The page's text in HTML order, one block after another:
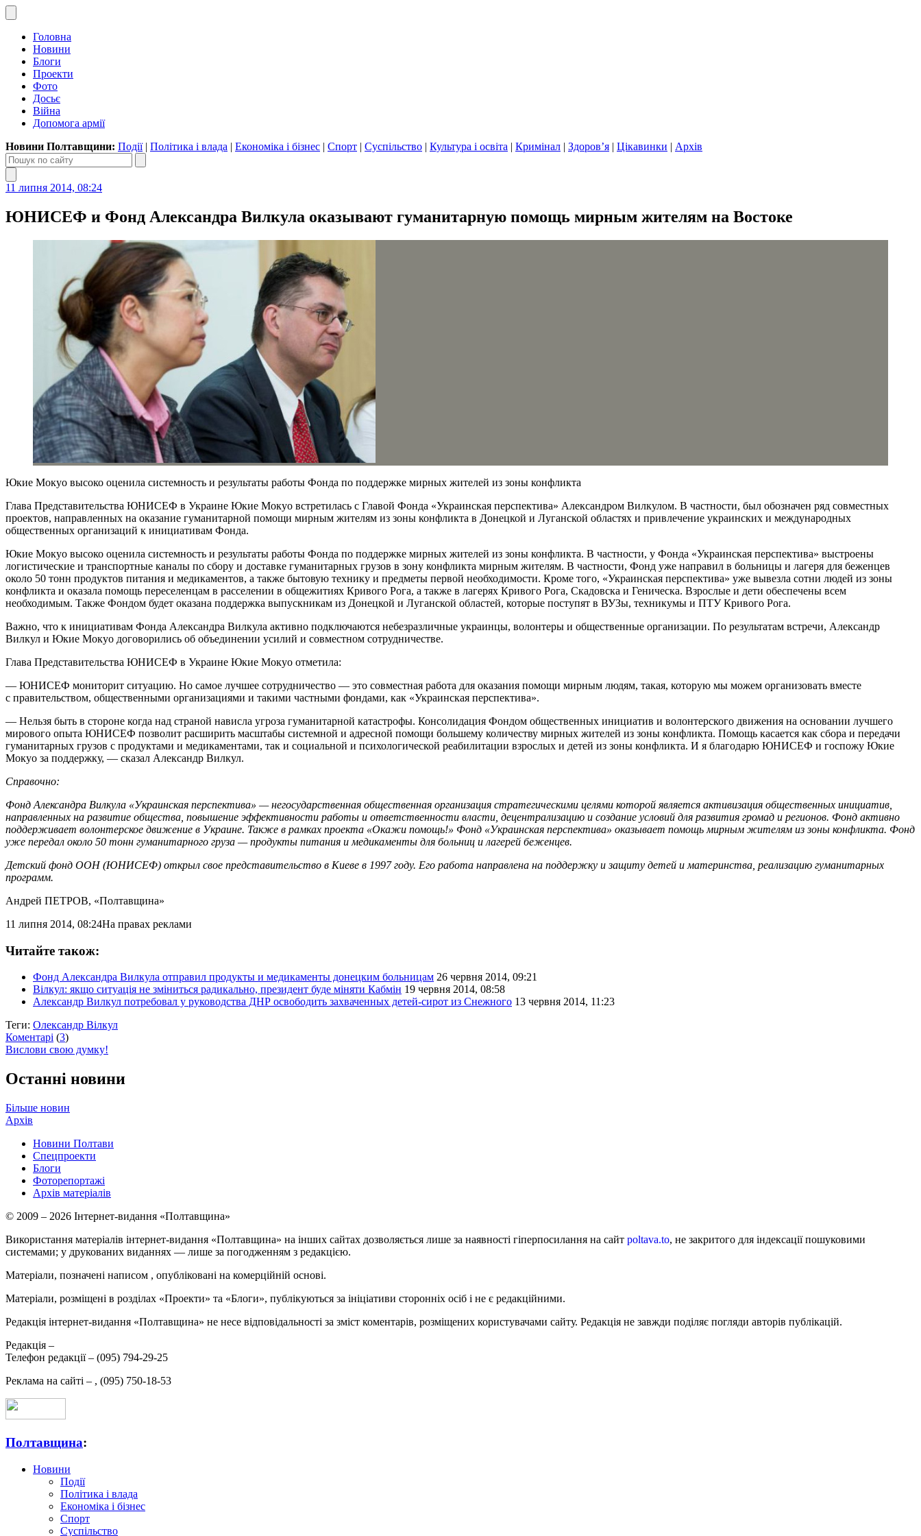
Головна
Новини
Блоги
Проекти
Фото
Досьє
Війна
Допомога армії
Новини Полтавщини: Події| Політика і влада | Економіка і бізнес | Спорт | Суспільство | Культура і освіта | Кримінал | Здоров’я | Цікавинки | Архів
11 липня 2014, 08:24
ЮНИСЕФ и Фонд Александра Вилкула оказывают гуманитарную помощь мирным жителям на Востоке
Юкие Мокуо высоко оценила системность и результаты работы Фонда по поддержке мирных жителей из зоны конфликта
Глава Представительства ЮНИСЕФ в Украине Юкие Мокуо встретилась с Главой Фонда «Украинская перспектива» Александром Вилкулом. В частности, был обозначен ряд совместных
проектов, направленных на оказание гуманитарной помощи мирным жителям из зоны конфликта в Донецкой и Луганской областях и привлечение украинских и международных
общественных организаций к инициативам Фонда.
Юкие Мокуо высоко оценила системность и результаты работы Фонда по поддержке мирных жителей из зоны конфликта. В частности, у Фонда «Украинская перспектива» выстроены
логистические и транспортные каналы по сбору и доставке гуманитарных грузов в зону конфликта мирным жителям. В частности, Фонд уже направил в больницы и лагеря для беженцев
около 50 тонн продуктов питания и медикаментов, а также бытовую технику и предметы первой необходимости. Кроме того, «Украинская перспектива» уже вывезла сотни людей из зоны
конфликта и оказала помощь переселенцам в расселении в общежитиях Кривого Рога, а также в лагерях Кривого Рога, Скадовска и Геническа. Взрослые и дети обеспечены всем
необходимым. Также Фондом будет оказана поддержка выпускникам из Донецкой и Луганской областей, которые поступят в ВУЗы, техникумы и ПТУ Кривого Рога.
Важно, что к инициативам Фонда Александра Вилкула активно подключаются небезразличные украинцы, волонтеры и общественные организации. По результатам встречи, Александр
Вилкул и Юкие Мокуо договорились об объединении усилий и совместном сотрудничестве.
Глава Представительства ЮНИСЕФ в Украине Юкие Мокуо отметила:
— ЮНИСЕФ мониторит ситуацию. Но самое лучшее сотрудничество — это совместная работа для оказания помощи мирным людям, такая, которую мы можем организовать вместе
с правительством, общественными организациями и такими частными фондами, как «Украинская перспектива».
— Нельзя быть в стороне когда над страной нависла угроза гуманитарной катастрофы. Консолидация Фондом общественных инициатив и волонтерского движения на основании лучшего
мирового опыта ЮНИСЕФ позволит расширить масштабы системной и адресной помощи большему количеству мирных жителей из зоны конфликта. Помощь касается как сбора и передачи
гуманитарных грузов с продуктами и медикаментами, так и социальной и психологической реабилитации взрослых и детей из зоны конфликта. И я благодарю ЮНИСЕФ и госпожу Юкие
Мокуо за поддержку, — сказал Александр Вилкул.
Справочно:
Фонд Александра Вилкула «Украинская перспектива» — негосударственная общественная организация стратегическими целями которой является активизация общественных инициатив,
направленных на развитие общества, повышение эффективности работы и ответственности власти, децентрализацию и создание условий для развития громад и регионов. Фонд активно
поддерживает волонтерское движение в Украине. Также в рамках проекта «Окажи помощь!» Фонд «Украинская перспектива» оказывает помощь мирным жителям из зоны конфликта. Фонд
уже передал около 50 тонн гуманитарного груза — продукты питания и медикаменты для больниц и лагерей беженцев.
Детский фонд ООН (ЮНИСЕФ) открыл свое представительство в Киеве в 1997 году. Его работа направлена на поддержку и защиту детей и материнства, реализацию гуманитарных
программ.
Андрей ПЕТРОВ, «Полтавщина»
11 липня 2014, 08:24На правах реклами
Читайте також:
Фонд Александра Вилкула отправил продукты и медикаменты донецким больницам 26 червня 2014, 09:21
Вілкул: якщо ситуація не зміниться радикально, президент буде міняти Кабмін 19 червня 2014, 08:58
Александр Вилкул потребовал у руководства ДНР освободить захваченных детей-сирот из Снежного 13 червня 2014, 11:23
Теги: Олександр Вілкул
Коментарі (3)
Вислови свою думку!
Останні новини
Більше новин
Архів
Новини Полтави
Спецпроекти
Блоги
Фоторепортажі
Архів матеріалів
© 2009 – 2026 Інтернет-видання «Полтавщина»
Використання матеріалів інтернет-видання «Полтавщина» на інших сайтах дозволяється лише за наявності гіперпосилання на сайт poltava.to, не закритого для індексації пошуковими
системами; у друкованих виданнях — лише за погодженням з редакцією.
Матеріали, позначені написом , опубліковані на комерційній основі.
Матеріали, розміщені в розділах «Проекти» та «Блоги», публікуються за ініціативи сторонніх осіб і не є редакційними.
Редакція інтернет-видання «Полтавщина» не несе відповідальності за зміст коментарів, розміщених користувачами сайту. Редакція не завжди поділяє погляди авторів публікацій.
Редакція –
Телефон редакції – (095) 794-29-25
Реклама на сайті – , (095) 750-18-53
Полтавщина:
Новини
Події
Політика і влада
Економіка і бізнес
Спорт
Суспільство